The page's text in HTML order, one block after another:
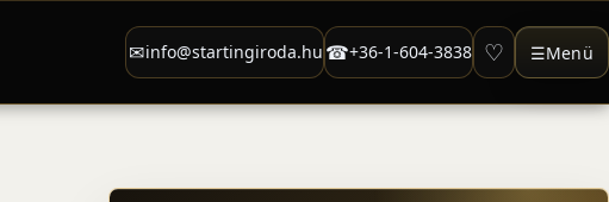
✉info@startingiroda.hu ☎+36-1-604-3838 ♡ ☰Menü